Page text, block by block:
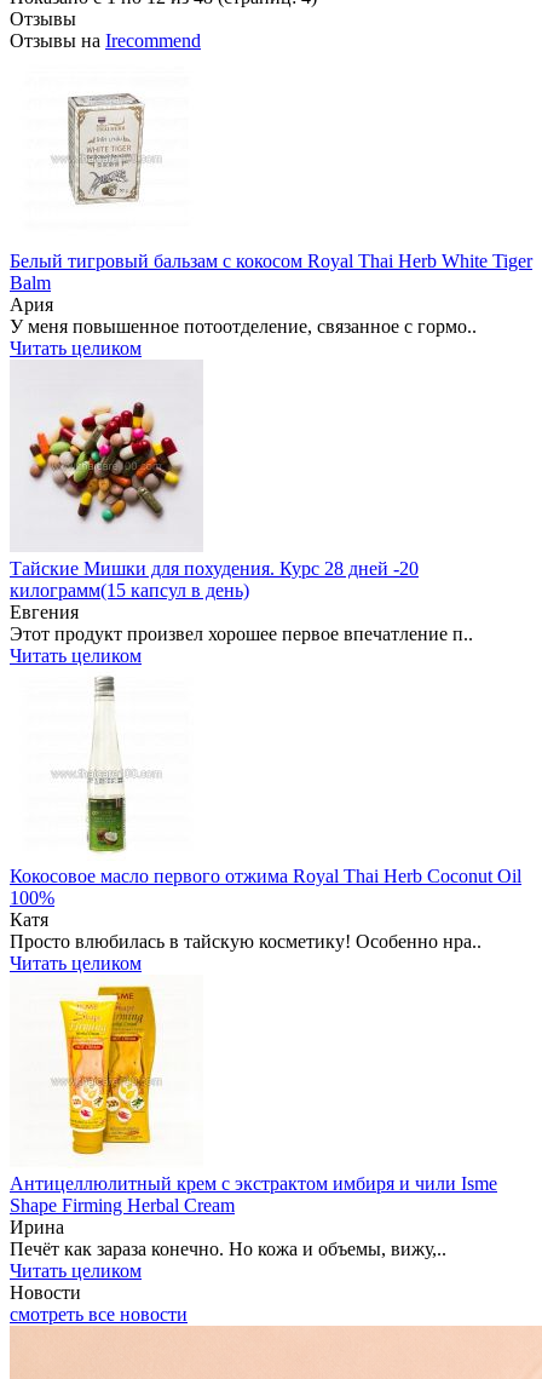
Отзывы
Отзывы на Irecommend
Белый тигровый бальзам с кокосом Royal Thai Herb White Tiger
Balm
Ария
У меня повышенное потоотделение, связанное с гормо..
Читать целиком
Тайские Мишки для похудения. Курс 28 дней -20
килограмм(15 капсул в день)
Евгения
Этот продукт произвел хорошее первое впечатление п..
Читать целиком
Кокосовое масло первого отжима Royal Thai Herb Coconut Oil
100%
Катя
Просто влюбилась в тайскую косметику! Особенно нра..
Читать целиком
Антицеллюлитный крем с экстрактом имбиря и чили Isme
Shape Firming Herbal Cream
Ирина
Печёт как зараза конечно. Но кожа и объемы, вижу,..
Читать целиком
Новости
смотреть все новости